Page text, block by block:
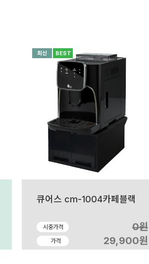
큐어스 cm-1004카페블랙
시중가격 0원
가격 29,900원
최신 BEST